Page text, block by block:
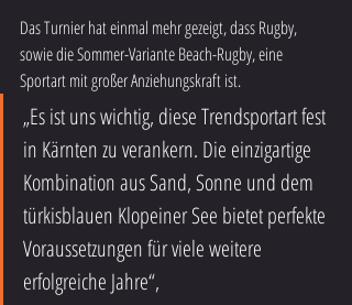
Das Turnier hat einmal mehr gezeigt, dass Rugby,
sowie die Sommer-Variante Beach-Rugby, eine
Sportart mit großer Anziehungskraft ist.
„Es ist uns wichtig, diese Trendsportart fest
in Kärnten zu verankern. Die einzigartige
Kombination aus Sand, Sonne und dem
türkisblauen Klopeiner See bietet perfekte
Voraussetzungen für viele weitere
erfolgreiche Jahre“,